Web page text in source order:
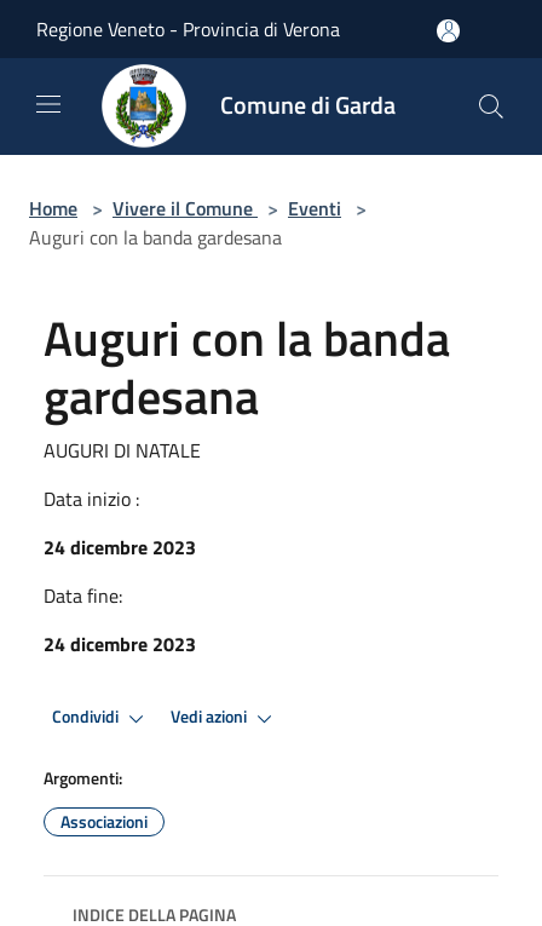
Regione Veneto - Provincia di Verona
Comune di Garda
Home > Vivere il Comune > Eventi >
Auguri con la banda gardesana
Auguri con la banda
gardesana
AUGURI DI NATALE
Data inizio :
24 dicembre 2023
Data fine:
24 dicembre 2023
Condividi Vedi azioni
Argomenti:
Associazioni
INDICE DELLA PAGINA